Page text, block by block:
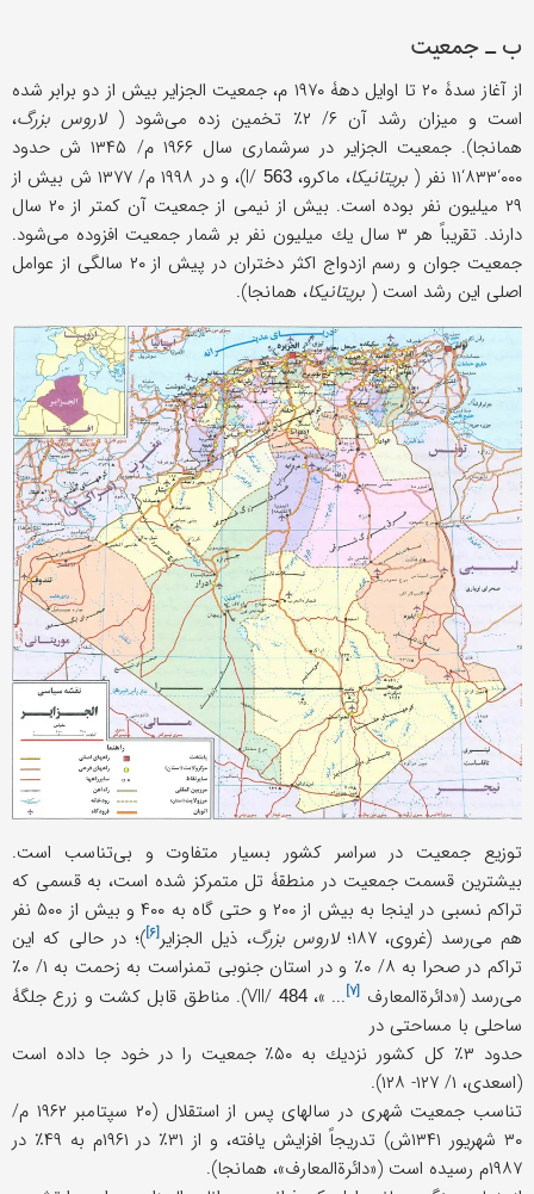
ب ـ جمعیت
از آغاز سدۀ ۲۰ تا اوایل دهۀ ۱۹۷۰ م، جمعیت الجزایر بیش از دو برابر شده
است و میزان رشد آن ۶/ ۲٪ تخمین زده می‌شود (
لاروس بزرگ،
همانجا). جمعیت الجزایر در سرشماری سال ۱۹۶۶ م/ ۱۳۴۵ ش حدود
۰۰۰‘۸۳۳‘۱۱ نفر (
بریتانیكا، ماكرو، I/563
)، و در ۱۹۹۸ م/ ۱۳۷۷ ش بیش از
۲۹ میلیون نفر بوده است. بیش از نیمی از جمعیت آن كمتر از ۲۰ سال
دارند. تقریباً هر ۳ سال یك میلیون نفر بر شمار جمعیت افزوده می‌شود.
جمعیت جوان و رسم ازدواج اكثر دختران در پیش از ۲۰ سالگی از عوامل
اصلی این رشد است ( بریتانیكا، همانجا).
توزیع جمعیت در سراسر كشور بسیار متفاوت و بی‌تناسب است.
بیشترین قسمت جمعیت در منطقۀ تل متمركز شده است، به قسمی كه
تراكم نسبی در اینجا به بیش از ۲۰۰ و حتى گاه به ۴۰۰ و بیش از ۵۰۰ نفر
هم می‌رسد (غروی، ۱۸۷؛
لاروس بزرگ، ذیل الجزایر[۶] )؛ در حالی كه این
تراكم در صحرا به ۸/ ۰٪ و در استان جنوبی تمنراست به زحمت به ۱/ ۰٪
می‌رسد («دائرةالمعارف [۷] ... »، VII/484
). مناطق قابل كشت و زرع جلگۀ
ساحلی با مساحتی در
حدود ۳٪ كل كشور نزدیك به ۵۰٪ جمعیت را در خود جا داده است
(اسعدی، ۱/ ۱۲۷- ۱۲۸).
تناسب جمعیت شهری در سالهای پس از استقلال (۲۰ سپتامبر ۱۹۶۲ م/
۳۰ شهریور ۱۳۴۱ش) تدریجاً افزایش یافته، و از ۳۱٪ در ۱۹۶۱م به ۴۹٪ در
۱۹۸۷م رسیده است («دائرةالمعارف»، همانجا).